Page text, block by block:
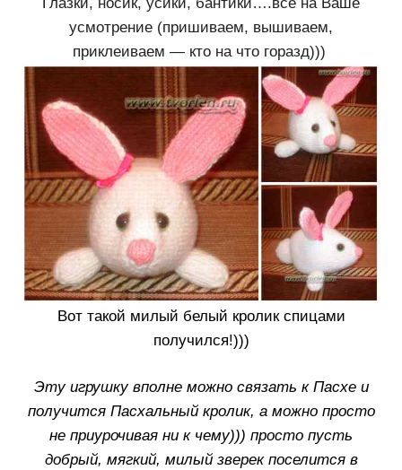
усмотрение (пришиваем, вышиваем,
приклеиваем — кто на что горазд)))
Вот такой милый белый кролик спицами
получился!)))
Эту игрушку вполне можно связать к Пасхе и
получится Пасхальный кролик, а можно просто
не приурочивая ни к чему))) просто пусть
добрый, мягкий, милый зверек поселится в